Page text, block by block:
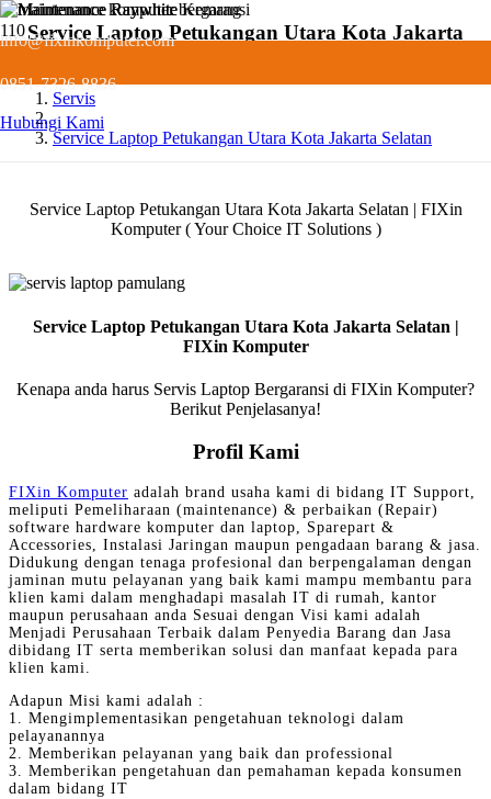
info@fixinkomputer.com
0851-7326-8836
Hubungi Kami
Service Laptop Petukangan Utara Kota Jakarta
Servis
Service Laptop Petukangan Utara Kota Jakarta Selatan
Service Laptop Petukangan Utara Kota Jakarta Selatan | FIXin
Komputer ( Your Choice IT Solutions )
Service Laptop Petukangan Utara Kota Jakarta Selatan |
FIXin Komputer
Kenapa anda harus Servis Laptop Bergaransi di FIXin Komputer?
Berikut Penjelasanya!
Profil Kami
FIXin Komputer adalah brand usaha kami di bidang IT Support,
meliputi Pemeliharaan (maintenance) & perbaikan (Repair)
software hardware komputer dan laptop, Sparepart &
Accessories, Instalasi Jaringan maupun pengadaan barang & jasa.
Didukung dengan tenaga profesional dan berpengalaman dengan
jaminan mutu pelayanan yang baik kami mampu membantu para
klien kami dalam menghadapi masalah IT di rumah, kantor
maupun perusahaan anda Sesuai dengan Visi kami adalah
Menjadi Perusahaan Terbaik dalam Penyedia Barang dan Jasa
dibidang IT serta memberikan solusi dan manfaat kepada para
klien kami.
Adapun Misi kami adalah :
1. Mengimplementasikan pengetahuan teknologi dalam
pelayanannya
2. Memberikan pelayanan yang baik dan professional
3. Memberikan pengetahuan dan pemahaman kepada konsumen
dalam bidang IT